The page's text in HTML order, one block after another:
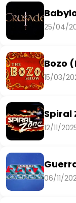
25/04/
Bozo
15/03/
Spiral
12/11/
06/11/